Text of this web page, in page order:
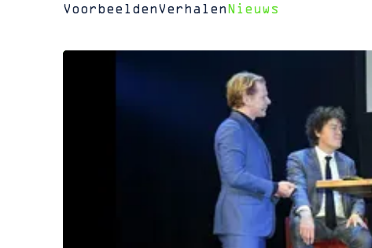
VoorbeeldenVerhalenNieuws